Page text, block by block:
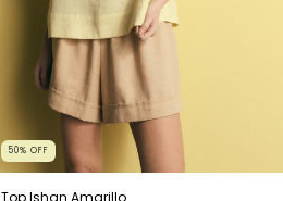
50%OFF
Top Ishan Amarillo